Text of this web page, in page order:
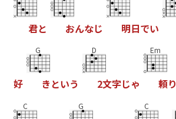
君と おんなじ 明日でい
好
G
き という
D
2文字じゃ
Em
頼り
C G C